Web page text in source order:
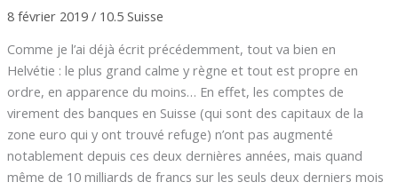
8 février 2019 / 10.5 Suisse
Comme je l’ai déjà écrit précédemment, tout va bien en
Helvétie : le plus grand calme y règne et tout est propre en
ordre, en apparence du moins… En effet, les comptes de
virement des banques en Suisse (qui sont des capitaux de la
zone euro qui y ont trouvé refuge) n’ont pas augmenté
notablement depuis ces deux dernières années, mais quand
même de 10 milliards de francs sur les seuls deux derniers mois